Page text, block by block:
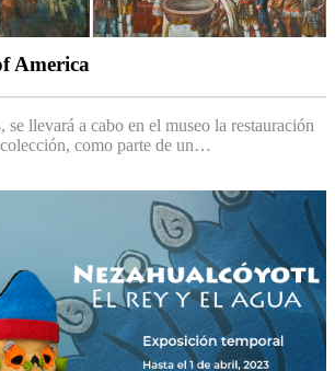
America
llevará a cabo en el museo la restauración
como parte de un…